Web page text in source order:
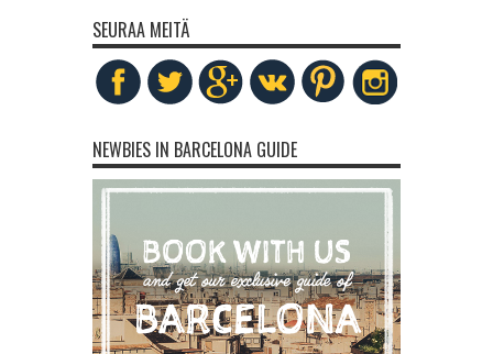
SEURAA MEITÄ
NEWBIES IN BARCELONA GUIDE